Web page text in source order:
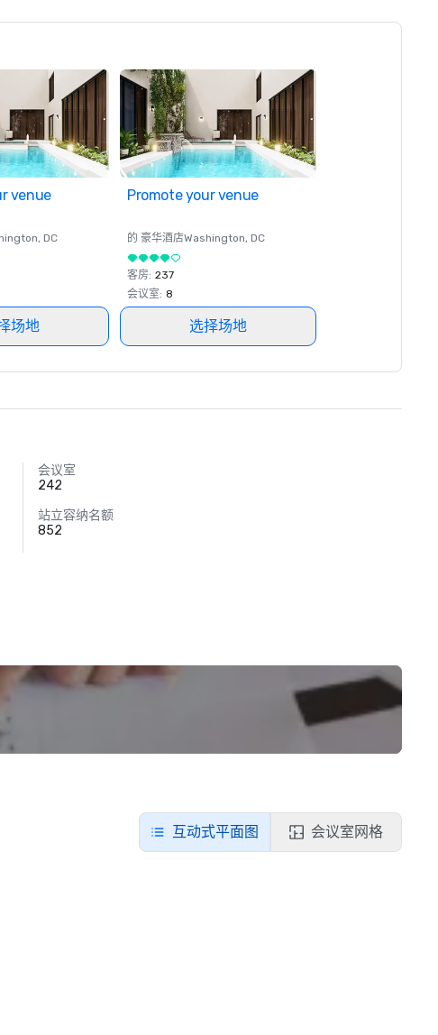
venue
, DC
场地
Promote your venue
的 豪华酒店Washington, DC
客房: 237
会议室: 8
选择场地
会议室
242
站立容纳名额
852
互动式平面图 会议室网格